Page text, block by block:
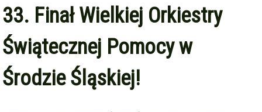
33. Finał Wielkiej Orkiestry
Świątecznej Pomocy w
Środzie Śląskiej!